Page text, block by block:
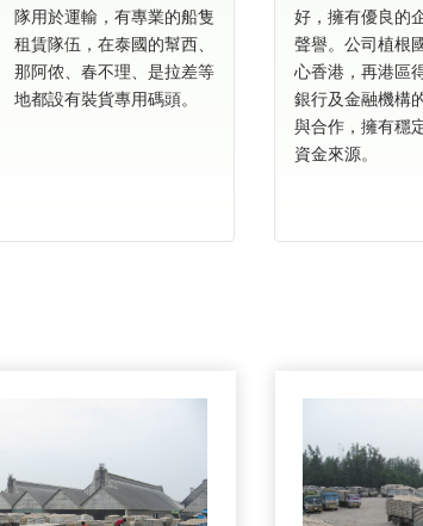
隊用於運輸，有專業的船隻
租賃隊伍，在泰國的幫西、
那阿侬、春不理、是拉差等
地都設有裝貨專用碼頭。
好，擁有優良的
聲譽。公司植根
心香港，再港區
銀行及金融機構
與合作，擁有穩
資金來源。